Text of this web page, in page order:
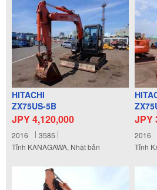
HITACHI
ZX75US-5B
JPY 4,120,000
2016
3585
Tỉnh KANAGAWA, Nhật bản
JPY
2016
Tỉnh